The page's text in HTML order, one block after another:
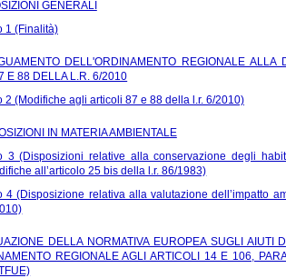
GENERALI
1 (Finalità)
DELL'ORDINAMENTO REGIONALE
E 88 DELLA L.R. 6/2010
2 (Modifiche agli articoli 87 e 88 della l.r. 6/2010)
IN MATERIA AMBIENTALE
3 (Disposizioni relative alla conservazione degli
all’articolo 25 bis della l.r. 86/1983)
4 (Disposizione relativa alla valutazione dell’impatto
DELLA NORMATIVA EUROPEA SUGLI
REGIONALE AGLI ARTICOLI 14 E 106,